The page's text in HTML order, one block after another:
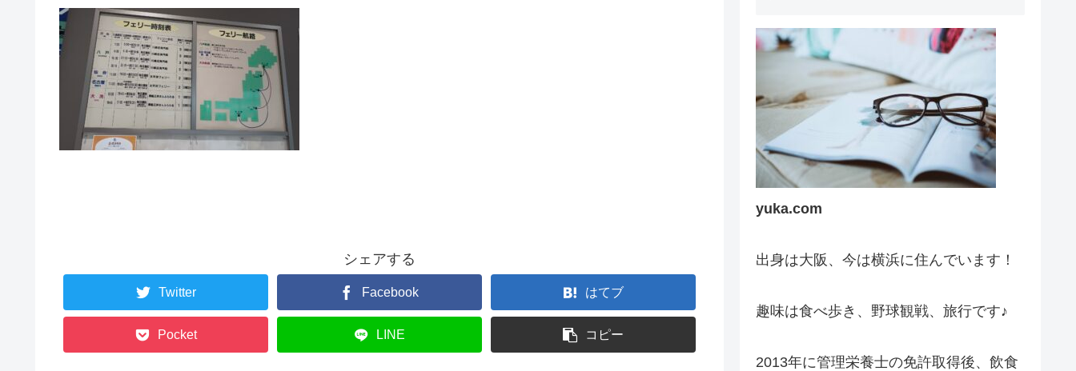
シェアする
Twitter Facebook はてブ
Pocket LINE コピー
yuka.com
出身は大阪、今は横浜に住んでいます！
趣味は食べ歩き、野球観戦、旅行です♪
2013年に管理栄養士の免許取得後、飲食